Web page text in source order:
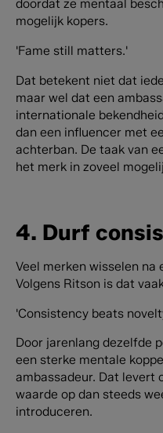
doordat ze mentaal
mogelijk kopers.
'Fame still matters.'
Dat betekent niet dat
maar wel dat een
internationale
dan een influencer met
achterban. De taak van
het merk in zoveel
4. Durf
Veel merken wisselen na
Volgens Ritson is dat
'Consistency beats
Door jarenlang dezelfde
een sterke mentale
ambassadeur. Dat levert
waarde op dan steeds
introduceren.